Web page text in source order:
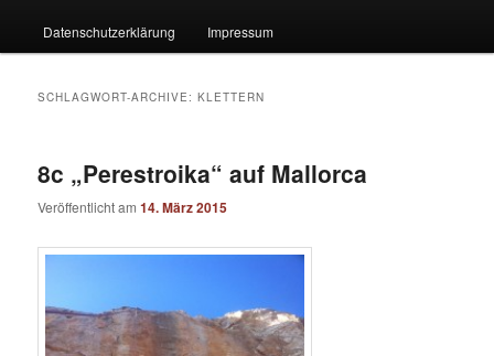
Datenschutzerklärung Impressum
SCHLAGWORT-ARCHIVE:KLETTERN
8c „Perestroika“ auf Mallorca
Veröffentlicht am14. März 2015